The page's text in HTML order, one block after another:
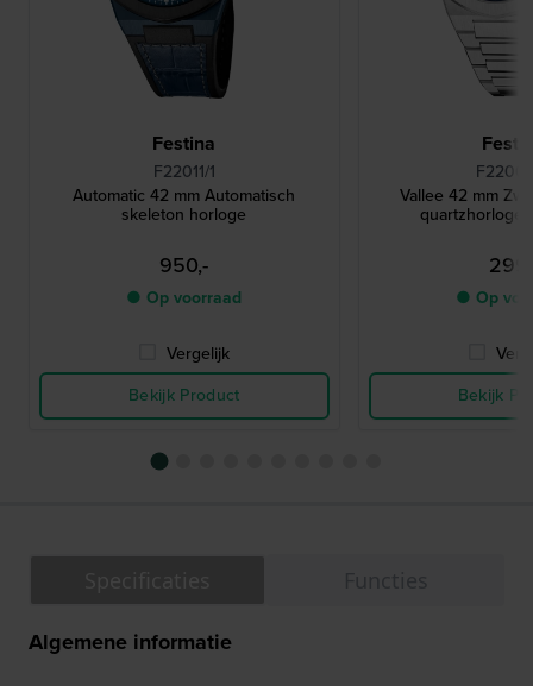
Festina
F22011/1
Automatic 42 mm Automatisch
skeleton horloge
950,-
● Op voorraad
Vergelijk
Bekijk Product
Vallee 42 mm
quartzhorloge
● Op
Bekijk
Algemene informatie